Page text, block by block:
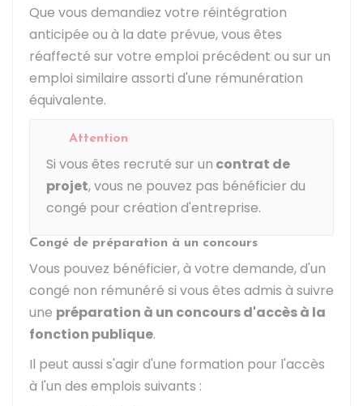
Que vous demandiez votre réintégration
anticipée ou à la date prévue, vous êtes
réaffecté sur votre emploi précédent ou sur un
emploi similaire assorti d'une rémunération
équivalente.
Attention
Si vous êtes recruté sur un contrat de
projet, vous ne pouvez pas bénéficier du
congé pour création d'entreprise.
Congé de préparation à un concours
Vous pouvez bénéficier, à votre demande, d'un
congé non rémunéré si vous êtes admis à suivre
une préparation à un concours d'accès à la
fonction publique.
Il peut aussi s'agir d'une formation pour l'accès
à l'un des emplois suivants :